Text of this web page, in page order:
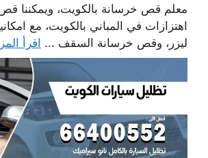
معلم قص خرسانة بالكويت، ويمكننا
اهتزازات في المباني بالكويت، مع
ليزر، وقص خرسانة السقف ... اقرأ